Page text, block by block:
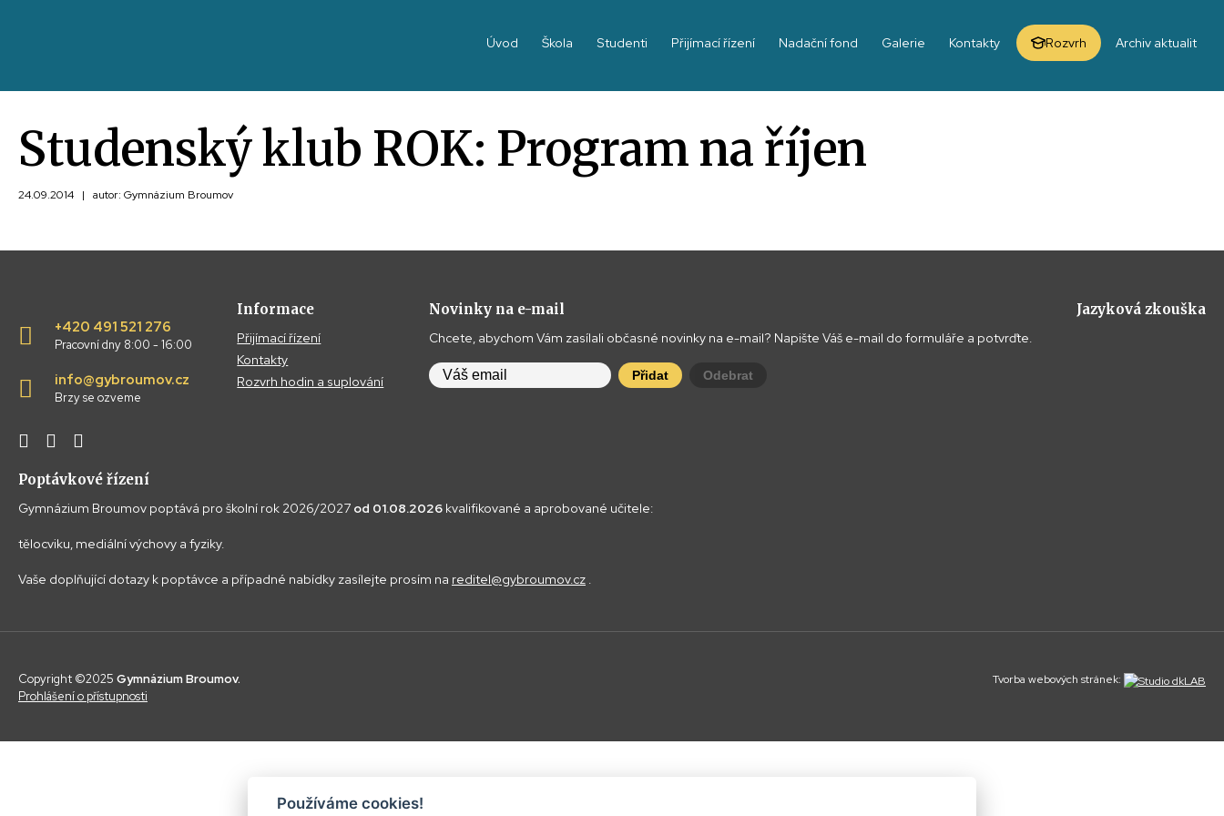
Úvod Škola Studenti Přijímací řízení Nadační fond Galerie Kontakty Rozvrh Archiv aktualit
Studenský klub ROK: Program na říjen
24.09.2014 | autor: Gymnázium Broumov
+420 491 521 276
Pracovní dny 8:00 - 16:00
info@gybroumov.cz
Brzy se ozveme
Informace
Přijímací řízení
Kontakty
Rozvrh hodin a suplování
Novinky na e-mail
Chcete, abychom Vám zasílali občasné novinky na e-mail? Napište Váš e-mail do formuláře a potvrďte.
Přidat Odebrat
Jazyková zkouška
Poptávkové řízení
Gymnázium Broumov poptává pro školní rok 2026/2027 od 01.08.2026 kvalifikované a aprobované učitele:
tělocviku, mediální výchovy a fyziky.
Vaše doplňující dotazy k poptávce a případné nabídky zasílejte prosím na reditel@gybroumov.cz .
Tvorba webových stránek:
Copyright ©2025 Gymnázium Broumov.
Prohlášení o přístupnosti
Používáme cookies!